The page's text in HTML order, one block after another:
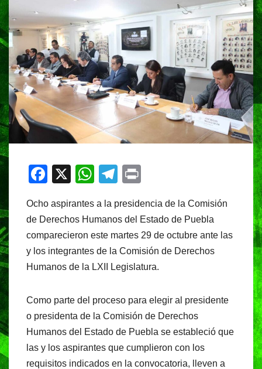
F
c
e
b
o
k
X
W
at
s
A
p
T
e
gr
a
m
t
Ocho aspirantes a la presidencia de la Comisión
de Derechos Humanos del Estado de Puebla
comparecieron este martes 29 de octubre ante las
y los integrantes de la Comisión de Derechos
Humanos de la LXII Legislatura.
Como parte del proceso para elegir al presidente
o presidenta de la Comisión de Derechos
Humanos del Estado de Puebla se estableció que
las y los aspirantes que cumplieron con los
requisitos indicados en la convocatoria, lleven a